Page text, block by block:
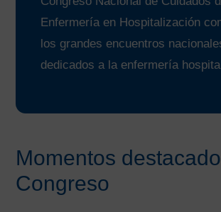
Enfermería en Hospitalización
los grandes encuentros
dedicados a la enfermería
Momentos
Congreso